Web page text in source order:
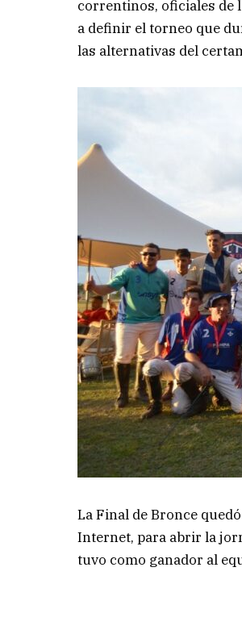
correntinos, oficiales de
a definir el torneo que
las alternativas del
La Final de Bronce
Internet, para abrir la
tuvo como ganador al